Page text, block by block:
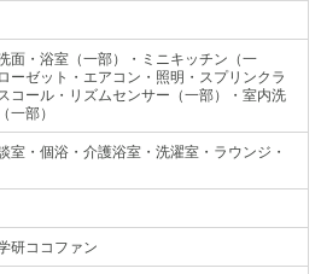
面・浴室（一部）・ミニキッチン（一
ーゼット・エアコン・照明・スプリンクラ
コール・リズムセンサー（一部）・室内洗
一部）
室・個浴・介護浴室・洗濯室・ラウンジ・
研ココファン